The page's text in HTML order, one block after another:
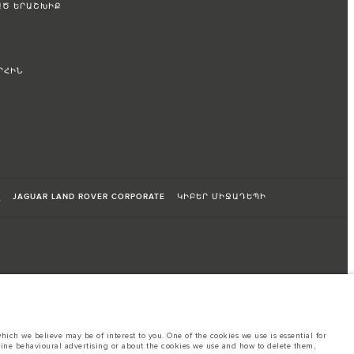
ԵՐԱՇԽԻՔ
JAGUAR LAND ROVER CORPORATE ԿԻԲԵՐ ՄԻՋԱԴԵՊԻ
we believe may be of interest to you. One of the cookies we use is essential for
behavioural advertising or about the cookies we use and how to delete them,